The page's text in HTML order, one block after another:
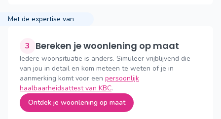
Met de expertise van
3 Bereken je woonlening op maat
Iedere woonsituatie is anders. Simuleer vrijblijvend die
van jou in detail en kom meteen te weten of je in
aanmerking komt voor een persoonlijk
haalbaarheidsattest van KBC.
Ontdek je woonlening op maat